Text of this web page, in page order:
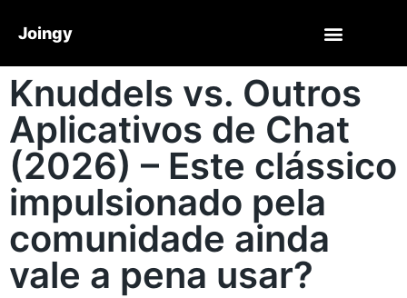
Joingy
Knuddels vs. Outros
Aplicativos de Chat
(2026) – Este clássico
impulsionado pela
comunidade ainda
vale a pena usar?